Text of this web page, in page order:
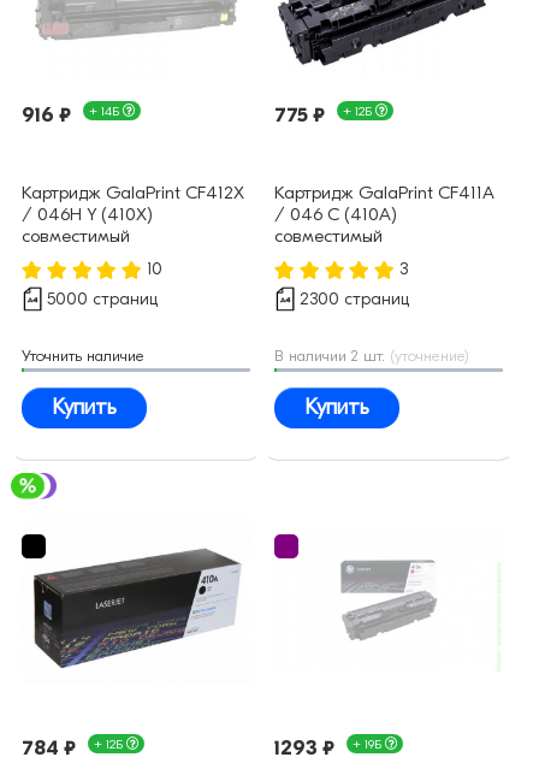
916 ₽ + 14Б
Картридж GalaPrint CF412X
/ 046H Y (410X)
совместимый
10
5000 страниц
Уточнить наличие
Купить
775 ₽ + 12Б
Картридж GalaPrint CF411A
/ 046 C (410A)
совместимый
3
2300 страниц
В наличии 2 шт. (уточнение)
Купить
784 ₽ + 12Б 1293 ₽ + 19Б